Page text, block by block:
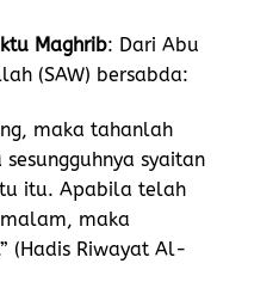
Maghrib: Dari Abu
(SAW) bersabda:
maka tahanlah
syaitan
itu. Apabila telah
maka
(Hadis Riwayat Al-